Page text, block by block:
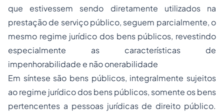
que estivessem sendo diretamente utilizados na
prestação de serviço público, seguem parcialmente, o
mesmo regime jurídico dos bens públicos, revestindo
especialmente as características de
impenhorabilidade e não onerabilidade
Em síntese são bens públicos, integralmente sujeitos
ao regime jurídico dos bens públicos, somente os bens
pertencentes a pessoas jurídicas de direito público.